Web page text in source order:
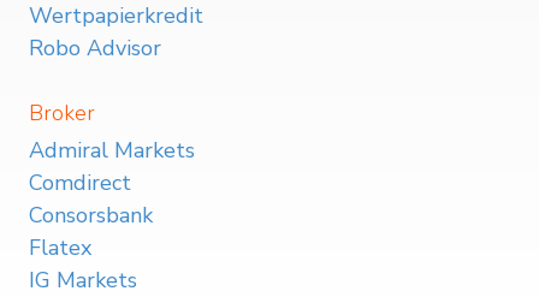
Wertpapierkredit
Robo Advisor
Broker
Admiral Markets
Comdirect
Consorsbank
Flatex
IG Markets